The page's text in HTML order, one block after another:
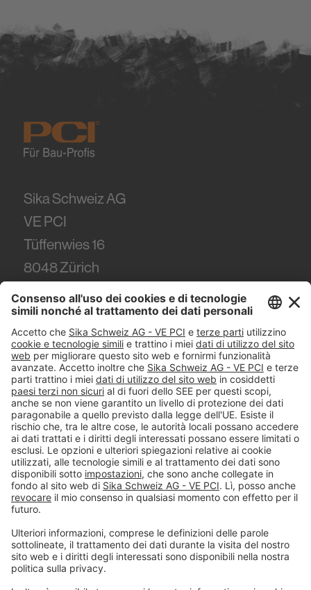
Sika Schweiz AG
VE PCI
Tüffenwies 16
8048Zürich
Tel. +41 (58) 436 21 21
#PCI
Impressum
Dichiarazione di protezione dei dati
Condizioni generali di vendita
Note legali